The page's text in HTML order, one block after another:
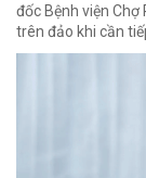
đốc Bệnh viện
trên đảo khi cần